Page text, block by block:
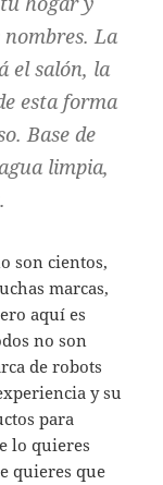
La
el salón, la
esta forma
Base de
limpia,
son cientos,
marcas,
aquí es
no son
de robots
y su
para
lo quieres
quieres que